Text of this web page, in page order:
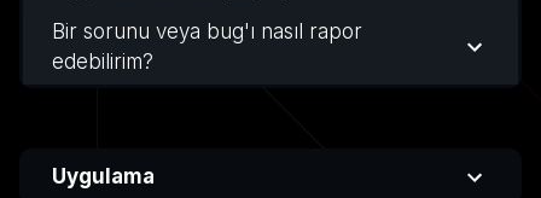
Bir sorunu veya bug'ı nasıl rapor
edebilirim?
Uygulama